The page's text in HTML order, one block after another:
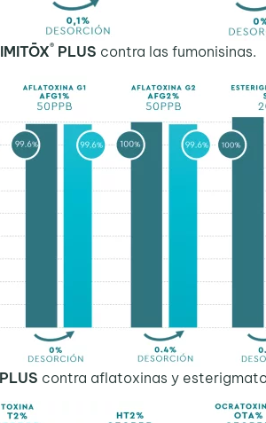
®PLUS contra las fumonisinas.
PLUS contra aflatoxinas y